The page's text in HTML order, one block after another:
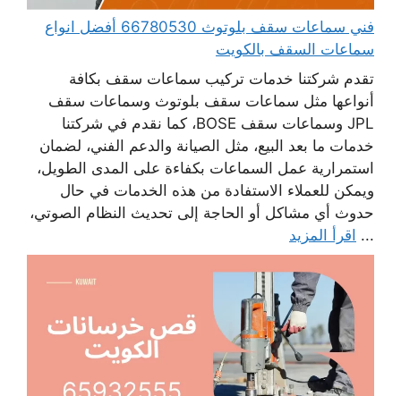
فني سماعات سقف بلوتوث 66780530 أفضل انواع
سماعات السقف بالكويت
تقدم شركتنا خدمات تركيب سماعات سقف بكافة
أنواعها مثل سماعات سقف بلوتوث وسماعات سقف
JPL وسماعات سقف BOSE، كما نقدم في شركتنا
خدمات ما بعد البيع، مثل الصيانة والدعم الفني، لضمان
استمرارية عمل السماعات بكفاءة على المدى الطويل،
ويمكن للعملاء الاستفادة من هذه الخدمات في حال
حدوث أي مشاكل أو الحاجة إلى تحديث النظام الصوتي،
... اقرأ المزيد